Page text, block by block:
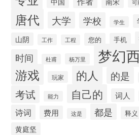
可
唐代 大学 学校 学生
山阴 工作 工程 您的 手机
时间 杜甫 杨万里 梦幻
游戏 玩家 的人 的是
考试 能力 自己的 词人
诗词 费用 这是 都是 释义
黄庭坚